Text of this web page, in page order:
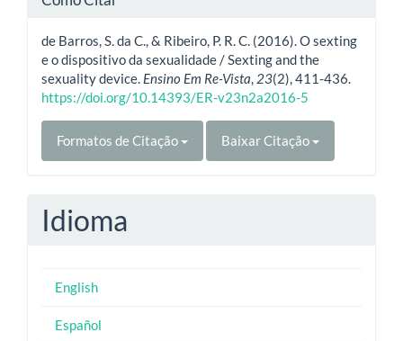
de Barros, S. da C., & Ribeiro, P. R. C. (2016). O sexting
e o dispositivo da sexualidade / Sexting and the
sexuality device. Ensino Em Re-Vista, 23(2), 411-436.
https://doi.org/10.14393/ER-v23n2a2016-5
Formatos de Citação Baixar Citação
Idioma
English
Español